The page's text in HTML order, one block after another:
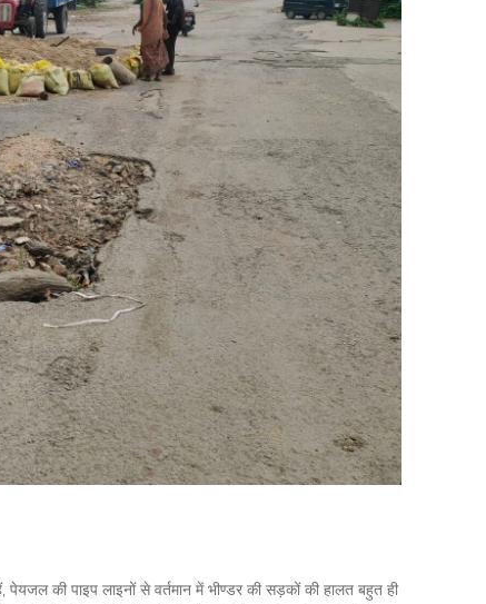
की पाइप लाइनों से वर्तमान में भीण्डर की सड़कों की हालत बहुत ही